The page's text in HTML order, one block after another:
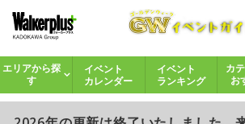
エリアから探
す
イベント
カレンダー
イベント
ランキング
カ
お